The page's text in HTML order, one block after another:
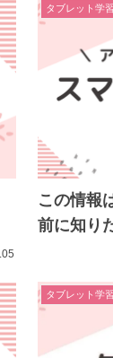
タブレット学習
この情報
前に知り
タブレット学習